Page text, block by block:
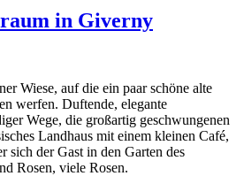
in Giverny
Wiese, auf die ein paar schöne alte
werfen. Duftende, elegante
Wege, die großartig geschwungenen
Landhaus mit einem kleinen Café,
sich der Gast in den Garten des
Rosen, viele Rosen.